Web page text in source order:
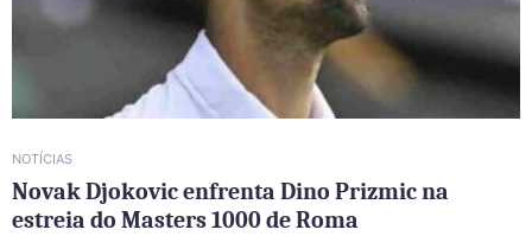
NOTÍCIAS
Novak Djokovic enfrenta Dino Prizmic na
estreia do Masters 1000 de Roma